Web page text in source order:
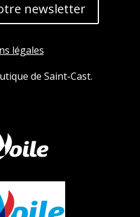
newsletter
légales
de Saint-Cast.